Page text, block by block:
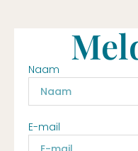
Naam
E-mail